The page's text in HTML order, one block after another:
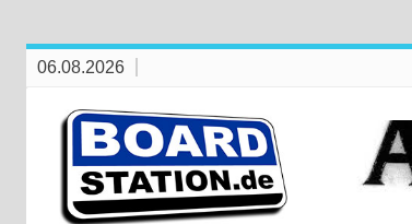
06.08.2026